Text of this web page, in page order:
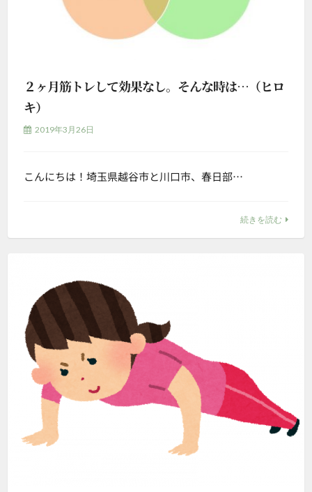
２ヶ月筋トレして効果なし。そんな時は…（ヒロ
キ）
2019年3月26日
こんにちは！埼玉県越谷市と川口市、春日部…
続きを読む